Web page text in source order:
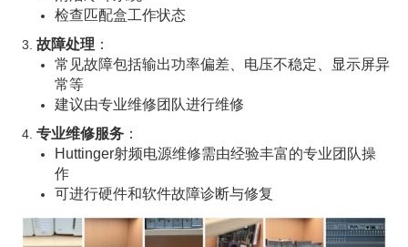
检查匹配盒工作状态
故障处理 ：
常见故障包括输出功率偏差、电压不稳定、显示屏异
常等
建议由专业维修团队进行维修
专业维修服务 ：
Huttinger射频电源维修需由经验丰富的专业团队操
作
可进行硬件和软件故障诊断与修复